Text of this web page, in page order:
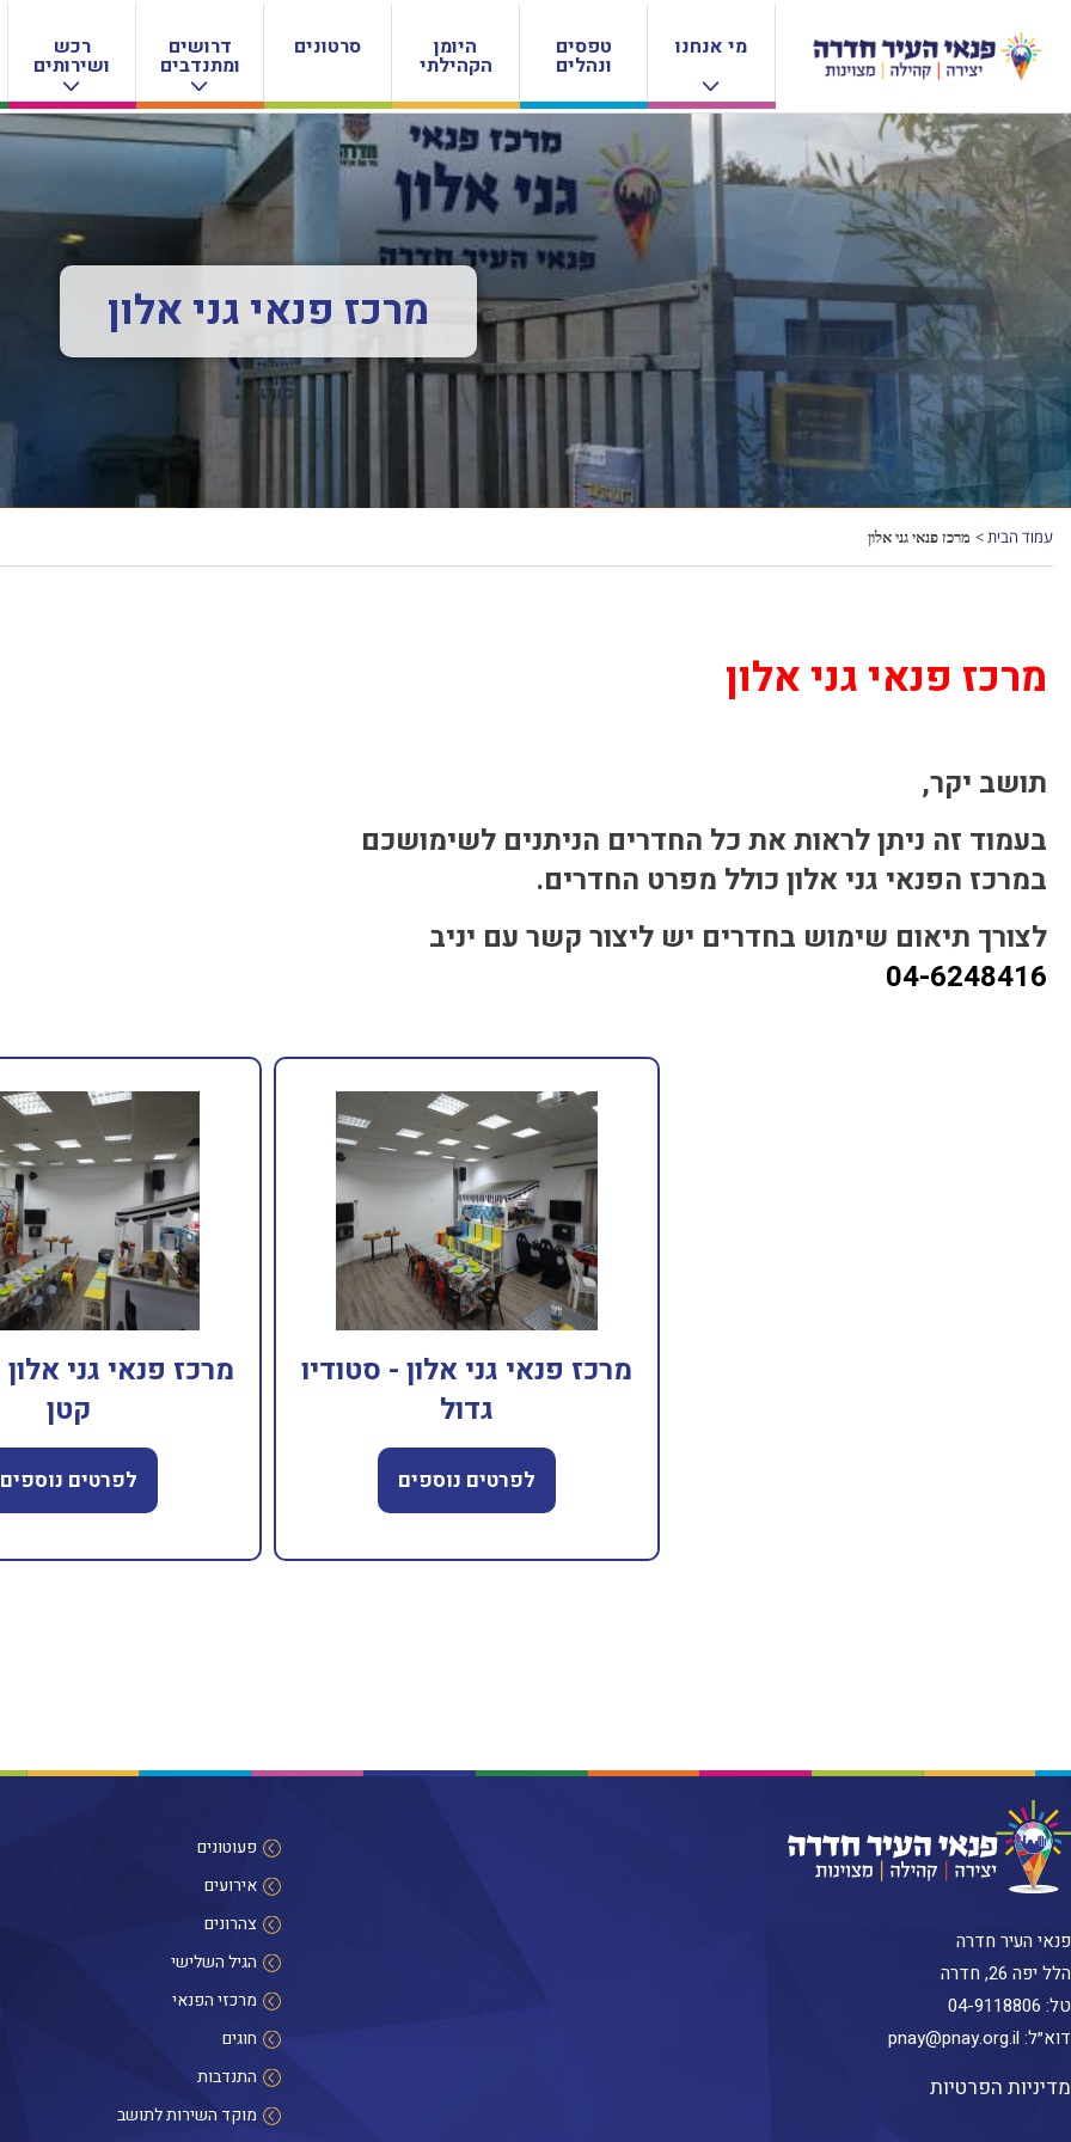
מי אנחנו טפסים
ונהלים
היומן
הקהילתי
סרטונים דרושים
ומתנדבים
רכש
ושירותים
מרכז פנאי גני אלון
עמוד הבית > מרכז פנאי גני אלון
מרכז פנאי גני אלון
תושב יקר,
בעמוד זה ניתן לראות את כל החדרים הניתנים לשימושכם
במרכז הפנאי גני אלון כולל מפרט החדרים.
לצורך תיאום שימוש בחדרים יש ליצור קשר עם יניב
04-6248416
מרכז פנאי גני אלון - סטודיו
גדול
לפרטים נוספים
מרכז פנאי גני
קטן
לפרטים נוספים
פנאי העיר חדרה
הלל יפה 26, חדרה
טל: 04-9118806
דוא״ל: pnay@pnay.org.il
מדיניות הפרטיות
פעוטונים
אירועים
צהרונים
הגיל השלישי
מרכזי הפנאי
חוגים
התנדבות
מוקד השירות לתושב